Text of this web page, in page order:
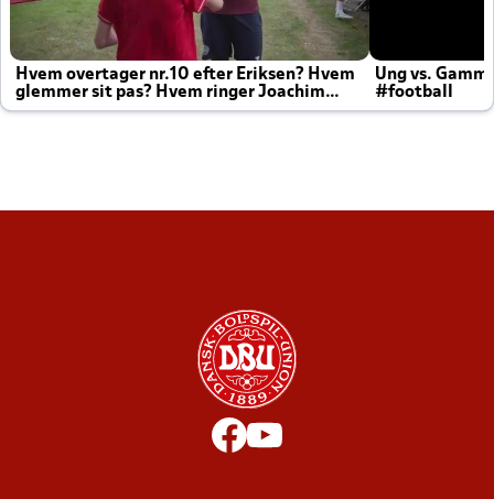
Hvem overtager nr.10 efter Eriksen? Hvem
glemmer sit pas? Hvem ringer Joachim
altid til efter kampe?
Ung vs.
#football